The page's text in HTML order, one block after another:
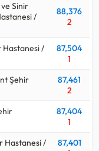
ve Sinir
/
88,376
2
Hastanesi /
87,504
1
Şehir
87,461
2
87,404
1
Hastanesi /
87,401